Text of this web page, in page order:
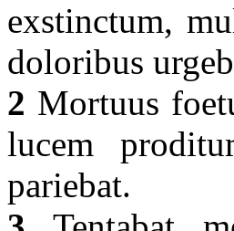
exstinctum,
doloribus
2 Mortuus
lucem
pariebat.